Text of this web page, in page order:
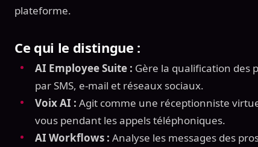
plateforme.
Ce qui le distingue :
AI Employee Suite : Gère la qualification des
par SMS, e-mail et réseaux sociaux.
Voix AI : Agit comme une réceptionniste
vous pendant les appels téléphoniques.
AI Workflows : Analyse les messages des